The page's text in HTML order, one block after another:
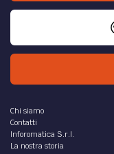
Chi siamo
Contatti
Inforomatica S.r.l.
La nostra storia